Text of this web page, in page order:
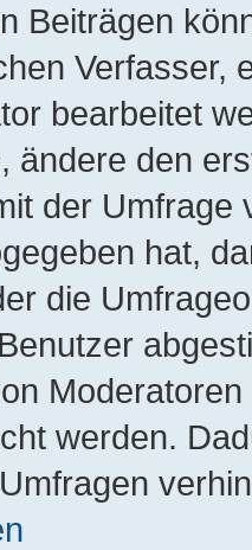
Beiträgen
Verfasser,
bearbeitet
ändere den
der Umfrage
hat,
die
werden.